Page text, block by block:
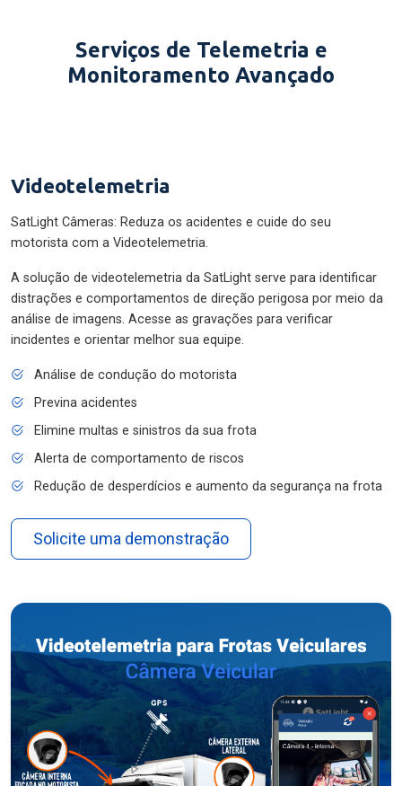
Serviços de Telemetria e
Monitoramento Avançado
Videotelemetria
SatLight Câmeras: Reduza os acidentes e cuide do seu
motorista com a Videotelemetria.
A solução de videotelemetria da SatLight serve para identificar
distrações e comportamentos de direção perigosa por meio da
análise de imagens. Acesse as gravações para verificar
incidentes e orientar melhor sua equipe.
Análise de condução do motorista
Previna acidentes
Elimine multas e sinistros da sua frota
Alerta de comportamento de riscos
Redução de desperdícios e aumento da segurança na frota
Solicite uma demonstração